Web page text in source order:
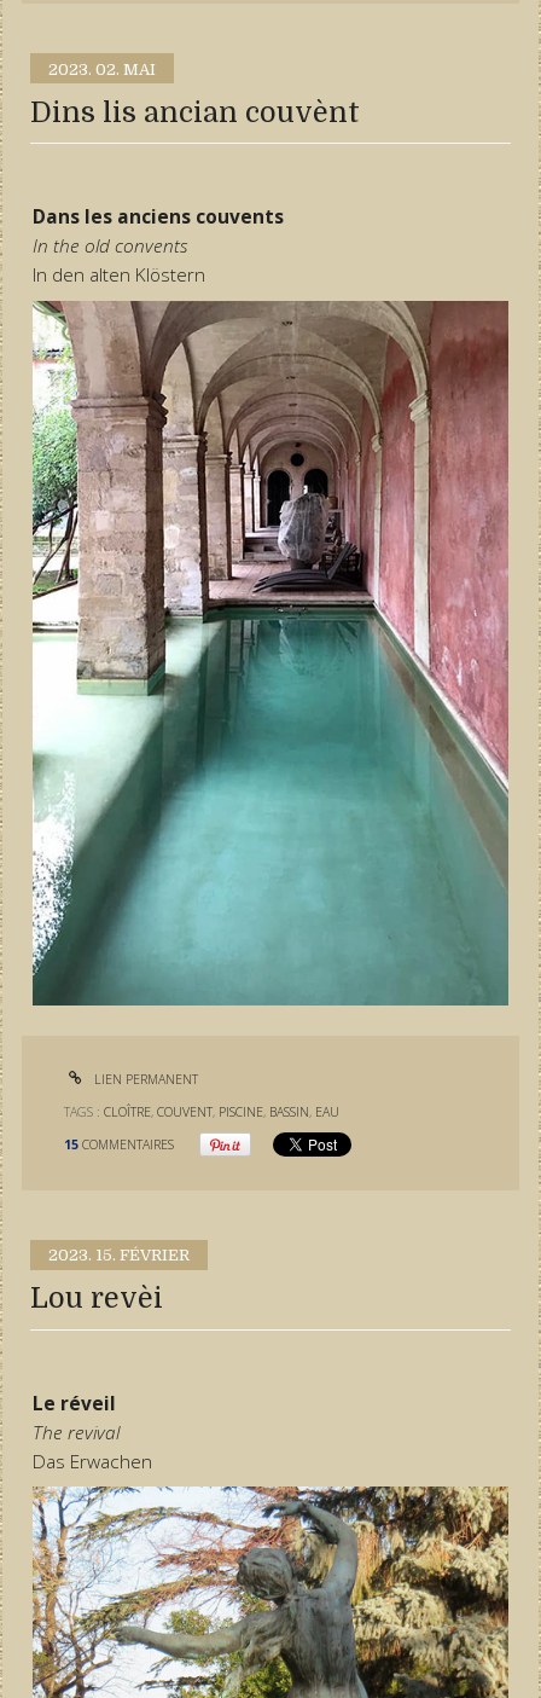
2023. 02. MAI
Dins lis ancian couvènt
Dans les anciens couvents
In the old convents
In den alten Klöstern
LIEN PERMANENT
TAGS :CLOÎTRE,COUVENT, PISCINE, BASSIN, EAU
15 COMMENTAIRES
2023. 15. FÉVRIER
Lou revèi
Le réveil
The revival
Das Erwachen